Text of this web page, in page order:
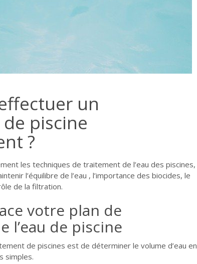
un
piscine
?
les techniques de traitement de l’eau des piscines,
l’équilibre de l’eau , l’importance des biocides, le
de la filtration.
votre plan de
l’eau de piscine
de piscines est de déterminer le volume d’eau en
simples.